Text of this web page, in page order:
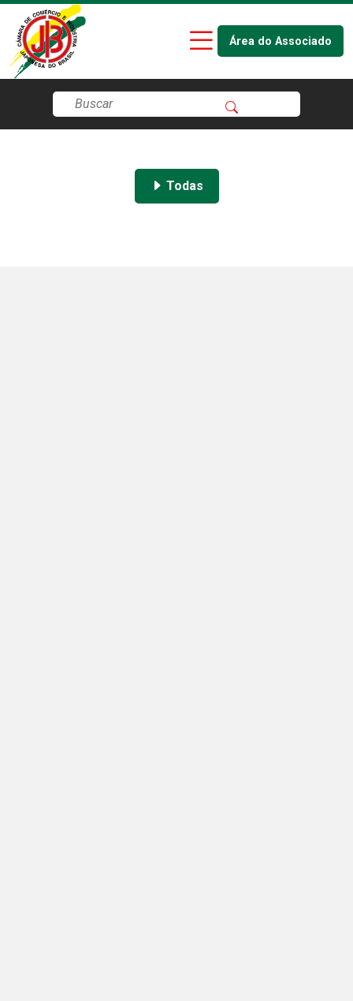
Área do Associado
Todas